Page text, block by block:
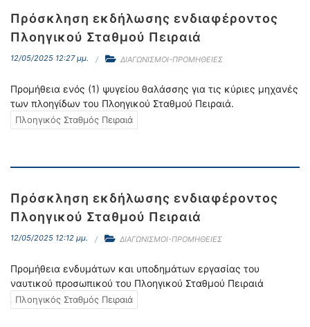
Πρόσκληση εκδήλωσης ενδιαφέροντος
Πλοηγικού Σταθμού Πειραιά
12/05/2025 12:27 μμ. ΔΙΑΓΩΝΙΣΜΟΙ-ΠΡΟΜΗΘΕΙΕΣ
Προμήθεια ενός (1) ψυγείου θαλάσσης για τις κύριες μηχανές
των πλοηγίδων του Πλοηγικού Σταθμού Πειραιά.
Πλοηγικός Σταθμός Πειραιά
Πρόσκληση εκδήλωσης ενδιαφέροντος
Πλοηγικού Σταθμού Πειραιά
12/05/2025 12:12 μμ. ΔΙΑΓΩΝΙΣΜΟΙ-ΠΡΟΜΗΘΕΙΕΣ
Προμήθεια ενδυμάτων και υποδημάτων εργασίας του
ναυτικού προσωπικού του Πλοηγικού Σταθμού Πειραιά
Πλοηγικός Σταθμός Πειραιά